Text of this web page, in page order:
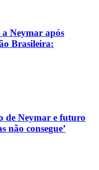
Neymar após
Brasileira:
de Neymar e futuro
não consegue’